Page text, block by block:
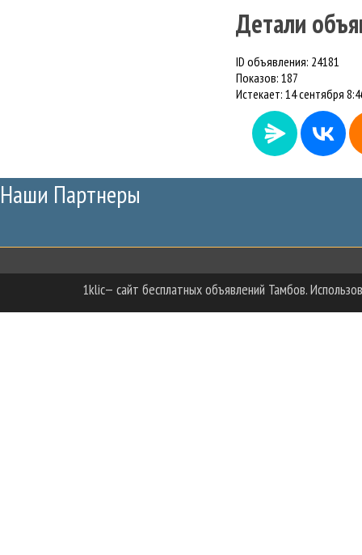
Детали
ID объявления: 24181
Показов: 187
Истекает: 14 сентября
Наши Партнеры
1klic— сайт бесплатных объявлений Тамбов.